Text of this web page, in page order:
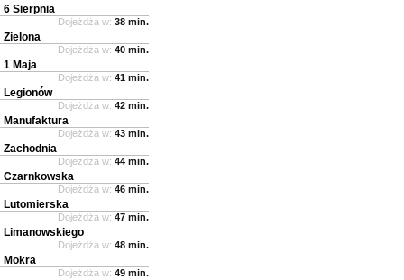
6 Sierpnia
Dojeżdża w: 38 min.
Zielona
Dojeżdża w: 40 min.
1 Maja
Dojeżdża w: 41 min.
Legionów
Dojeżdża w: 42 min.
Manufaktura
Dojeżdża w: 43 min.
Zachodnia
Dojeżdża w: 44 min.
Czarnkowska
Dojeżdża w: 46 min.
Lutomierska
Dojeżdża w: 47 min.
Limanowskiego
Dojeżdża w: 48 min.
Mokra
Dojeżdża w: 49 min.